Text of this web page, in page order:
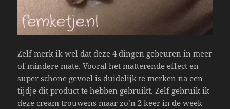
Zelf merk ik wel dat deze 4 dingen gebeuren in meer
of mindere mate. Vooral het matterende effect en
super schone gevoel is duidelijk te merken na een
tijdje dit product te hebben gebruikt. Zelf gebruik ik
deze cream trouwens maar zo’n 2 keer in de week